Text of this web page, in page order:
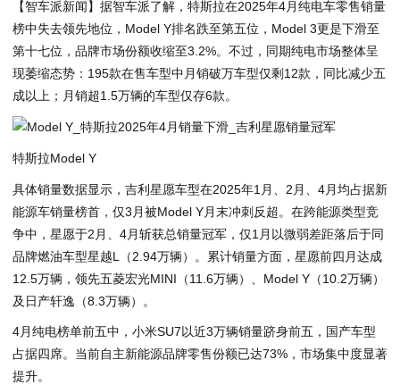
【智车派新闻】据智车派了解，特斯拉在2025年4月纯电车零售销量
榜中失去领先地位，Model Y排名跌至第五位，Model 3更是下滑至
第十七位，品牌市场份额收缩至3.2%。不过，同期纯电市场整体呈
现萎缩态势：195款在售车型中月销破万车型仅剩12款，同比减少五
成以上；月销超1.5万辆的车型仅存6款。
特斯拉Model Y
具体销量数据显示，吉利星愿车型在2025年1月、2月、4月均占据新
能源车销量榜首，仅3月被Model Y月末冲刺反超。在跨能源类型竞
争中，星愿于2月、4月斩获总销量冠军，仅1月以微弱差距落后于同
品牌燃油车型星越L（2.94万辆）。累计销量方面，星愿前四月达成
12.5万辆，领先五菱宏光MINI（11.6万辆）、Model Y（10.2万辆）
及日产轩逸（8.3万辆）。
4月纯电榜单前五中，小米SU7以近3万辆销量跻身前五，国产车型
占据四席。当前自主新能源品牌零售份额已达73%，市场集中度显著
提升。